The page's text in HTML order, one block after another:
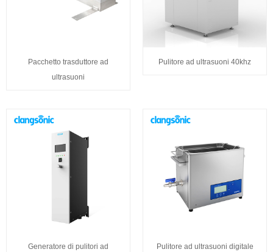
Pacchetto trasduttore ad
ultrasuoni
Pulitore ad ultrasuoni 40khz
Generatore di pulitori ad
Pulitore ad ultrasuoni digitale